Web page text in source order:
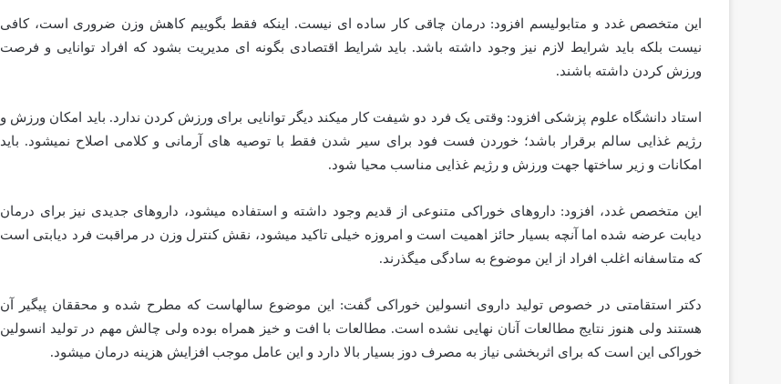
این متخصص غدد و متابولیسم افزود: درمان چاقی کار ساده ای نیست. اینکه فقط بگوییم کاهش وزن ضروری است، کافی
نیست بلکه باید شرایط لازم نیز وجود داشته باشد. باید شرایط اقتصادی بگونه ای مدیریت بشود که افراد توانایی و فرصت
ورزش کردن داشته باشند.
استاد دانشگاه علوم پزشکی افزود: وقتی یک فرد دو شیفت کار میکند دیگر توانایی برای ورزش کردن ندارد. باید امکان ورزش و
رژیم غذایی سالم برقرار باشد؛ خوردن فست فود برای سیر شدن فقط با توصیه های آرمانی و کلامی اصلاح نمیشود. باید
امکانات و زیر ساختها جهت ورزش و رژیم غذایی مناسب محیا شود.
این متخصص غدد، افزود: داروهای خوراکی متنوعی از قدیم وجود داشته و استفاده میشود، داروهای جدیدی نیز برای درمان
دیابت عرضه شده اما آنچه بسیار حائز اهمیت است و امروزه خیلی تاکید میشود، نقش کنترل وزن در مراقبت فرد دیابتی است
که متاسفانه اغلب افراد از این موضوع به سادگی میگذرند.
دکتر استقامتی در خصوص تولید داروی انسولین خوراکی گفت: این موضوع سالهاست که مطرح شده و محققان پیگیر آن
هستند ولی هنوز نتایج مطالعات آنان نهایی نشده است. مطالعات با افت و خیز همراه بوده ولی چالش مهم در تولید انسولین
خوراکی این است که برای اثربخشی نیاز به مصرف دوز بسیار بالا دارد و این عامل موجب افزایش هزینه درمان میشود.